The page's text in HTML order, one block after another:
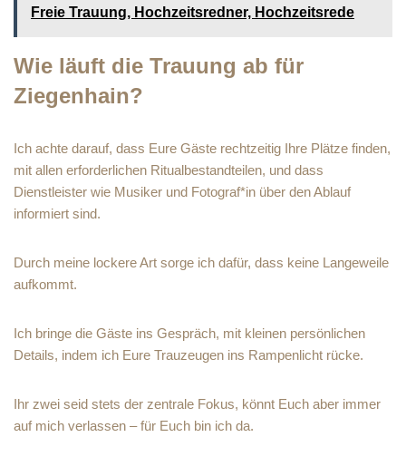
Freie Trauung, Hochzeitsredner, Hochzeitsrede
Wie läuft die Trauung ab für
Ziegenhain?
Ich achte darauf, dass Eure Gäste rechtzeitig Ihre Plätze finden,
mit allen erforderlichen Ritualbestandteilen, und dass
Dienstleister wie Musiker und Fotograf*in über den Ablauf
informiert sind.
Durch meine lockere Art sorge ich dafür, dass keine Langeweile
aufkommt.
Ich bringe die Gäste ins Gespräch, mit kleinen persönlichen
Details, indem ich Eure Trauzeugen ins Rampenlicht rücke.
Ihr zwei seid stets der zentrale Fokus, könnt Euch aber immer
auf mich verlassen – für Euch bin ich da.